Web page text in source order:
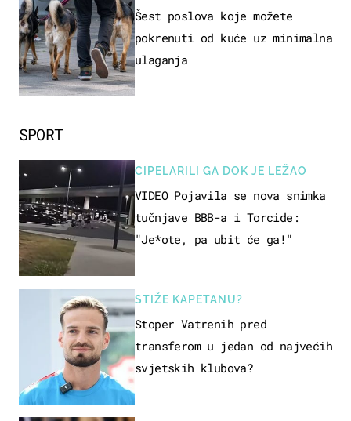
SPORT
CIPELARILI GA DOK JE LEŽAO
VIDEO Pojavila se nova snimka
tučnjave BBB-a i Torcide:
"Je*ote, pa ubit će ga!"
STIŽE KAPETANU?
Stoper Vatrenih pred
transferom u jedan od najvećih
svjetskih klubova?
Šest poslova koje možete
pokrenuti od kuće uz minimalna
ulaganja